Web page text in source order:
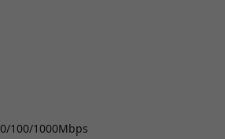
100/1000Mbps